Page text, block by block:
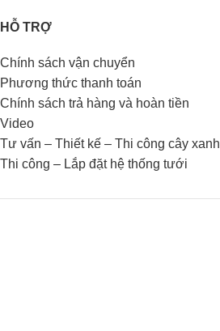
HỖ TRỢ
Chính sách vận chuyển
Phương thức thanh toán
Chính sách trả hàng và hoàn tiền
Video
Tư vấn – Thiết kế – Thi công cây xanh
Thi công – Lắp đặt hệ thống tưới